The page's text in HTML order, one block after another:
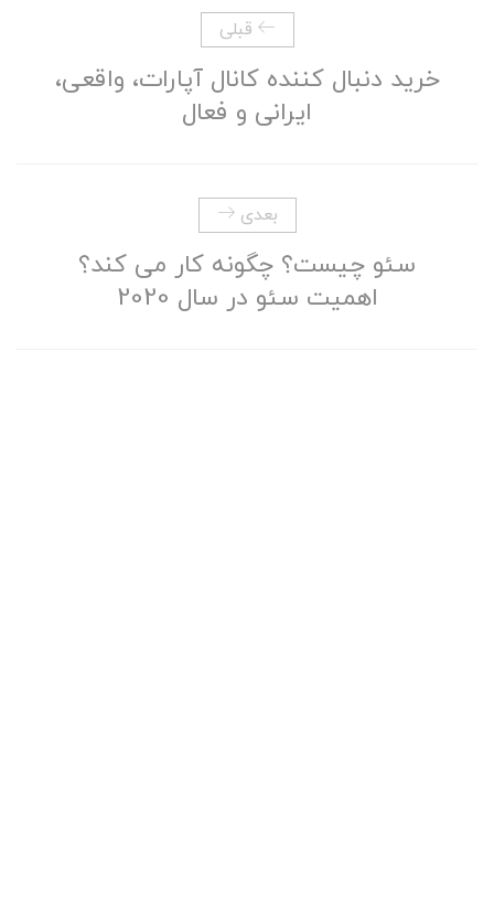
قبلی
خرید دنبال کننده کانال آپارات، واقعی،
ایرانی و فعال
بعدی
سئو چیست؟ چگونه کار می کند؟
اهمیت سئو در سال 2020